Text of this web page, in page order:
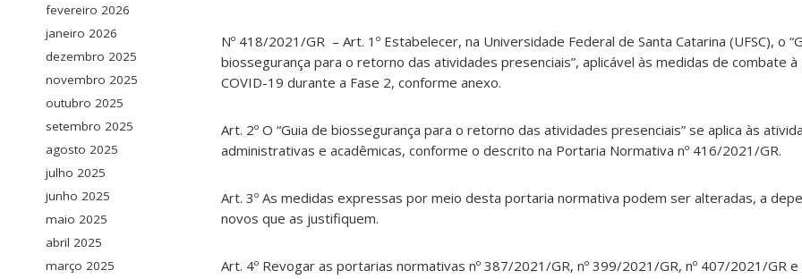
fevereiro 2026
janeiro 2026
dezembro 2025
novembro 2025
outubro 2025
setembro 2025
agosto 2025
julho 2025
junho 2025
maio 2025
abril 2025
março 2025
Nº 418/2021/GR – Art. 1º Estabelecer, na Universidade Federal de Santa Catarina (UFSC), o
biossegurança para o retorno das atividades presenciais”, aplicável às medidas de combate à
COVID-19 durante a Fase 2, conforme anexo.
Art. 2º O “Guia de biossegurança para o retorno das atividades presenciais” se aplica às
administrativas e acadêmicas, conforme o descrito na Portaria Normativa nº 416/2021/GR.
Art. 3º As medidas expressas por meio desta portaria normativa podem ser alteradas, a
novos que as justifiquem.
Art. 4º Revogar as portarias normativas nº 387/2021/GR, nº 399/2021/GR, nº 407/2021/GR